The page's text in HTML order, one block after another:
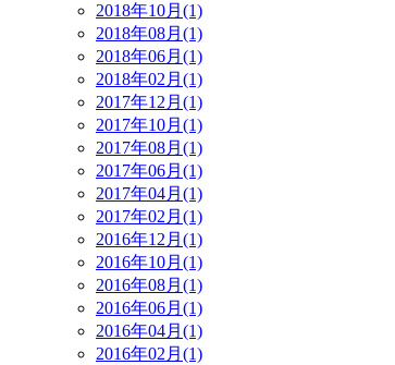
2018年10月(1)
2018年08月(1)
2018年06月(1)
2018年02月(1)
2017年12月(1)
2017年10月(1)
2017年08月(1)
2017年06月(1)
2017年04月(1)
2017年02月(1)
2016年12月(1)
2016年10月(1)
2016年08月(1)
2016年06月(1)
2016年04月(1)
2016年02月(1)